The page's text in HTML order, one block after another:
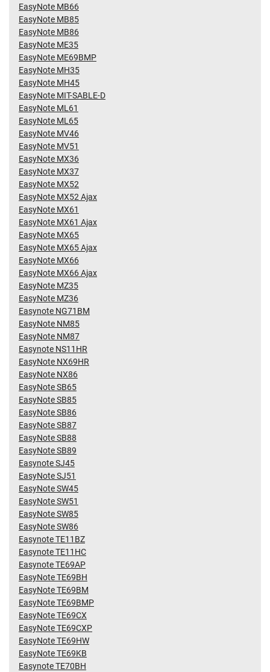
EasyNote MB66
EasyNote MB85
EasyNote MB86
EasyNote ME35
EasyNote ME69BMP
EasyNote MH35
EasyNote MH45
EasyNote MIT-SABLE-D
EasyNote ML61
EasyNote ML65
EasyNote MV46
EasyNote MV51
EasyNote MX36
EasyNote MX37
EasyNote MX52
EasyNote MX52 Ajax
EasyNote MX61
EasyNote MX61 Ajax
EasyNote MX65
EasyNote MX65 Ajax
EasyNote MX66
EasyNote MX66 Ajax
EasyNote MZ35
EasyNote MZ36
Easynote NG71BM
EasyNote NM85
EasyNote NM87
Easynote NS11HR
EasyNote NX69HR
EasyNote NX86
EasyNote SB65
EasyNote SB85
EasyNote SB86
EasyNote SB87
EasyNote SB88
EasyNote SB89
Easynote SJ45
EasyNote SJ51
EasyNote SW45
EasyNote SW51
EasyNote SW85
EasyNote SW86
Easynote TE11BZ
Easynote TE11HC
Easynote TE69AP
EasyNote TE69BH
EasyNote TE69BM
EasyNote TE69BMP
EasyNote TE69CX
EasyNote TE69CXP
EasyNote TE69HW
EasyNote TE69KB
Easynote TE70BH